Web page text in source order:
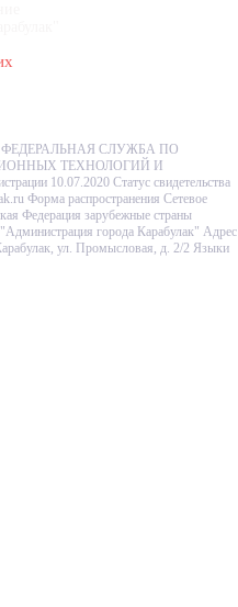
ФЕДЕРАЛЬНАЯ СЛУЖБА ПО
ТЕХНОЛОГИЙ И
10.07.2020 Статус свидетельства
Форма распространения Сетевое
Федерация зарубежные страны
города Карабулак" Адрес
ул. Промысловая, д. 2/2 Языки